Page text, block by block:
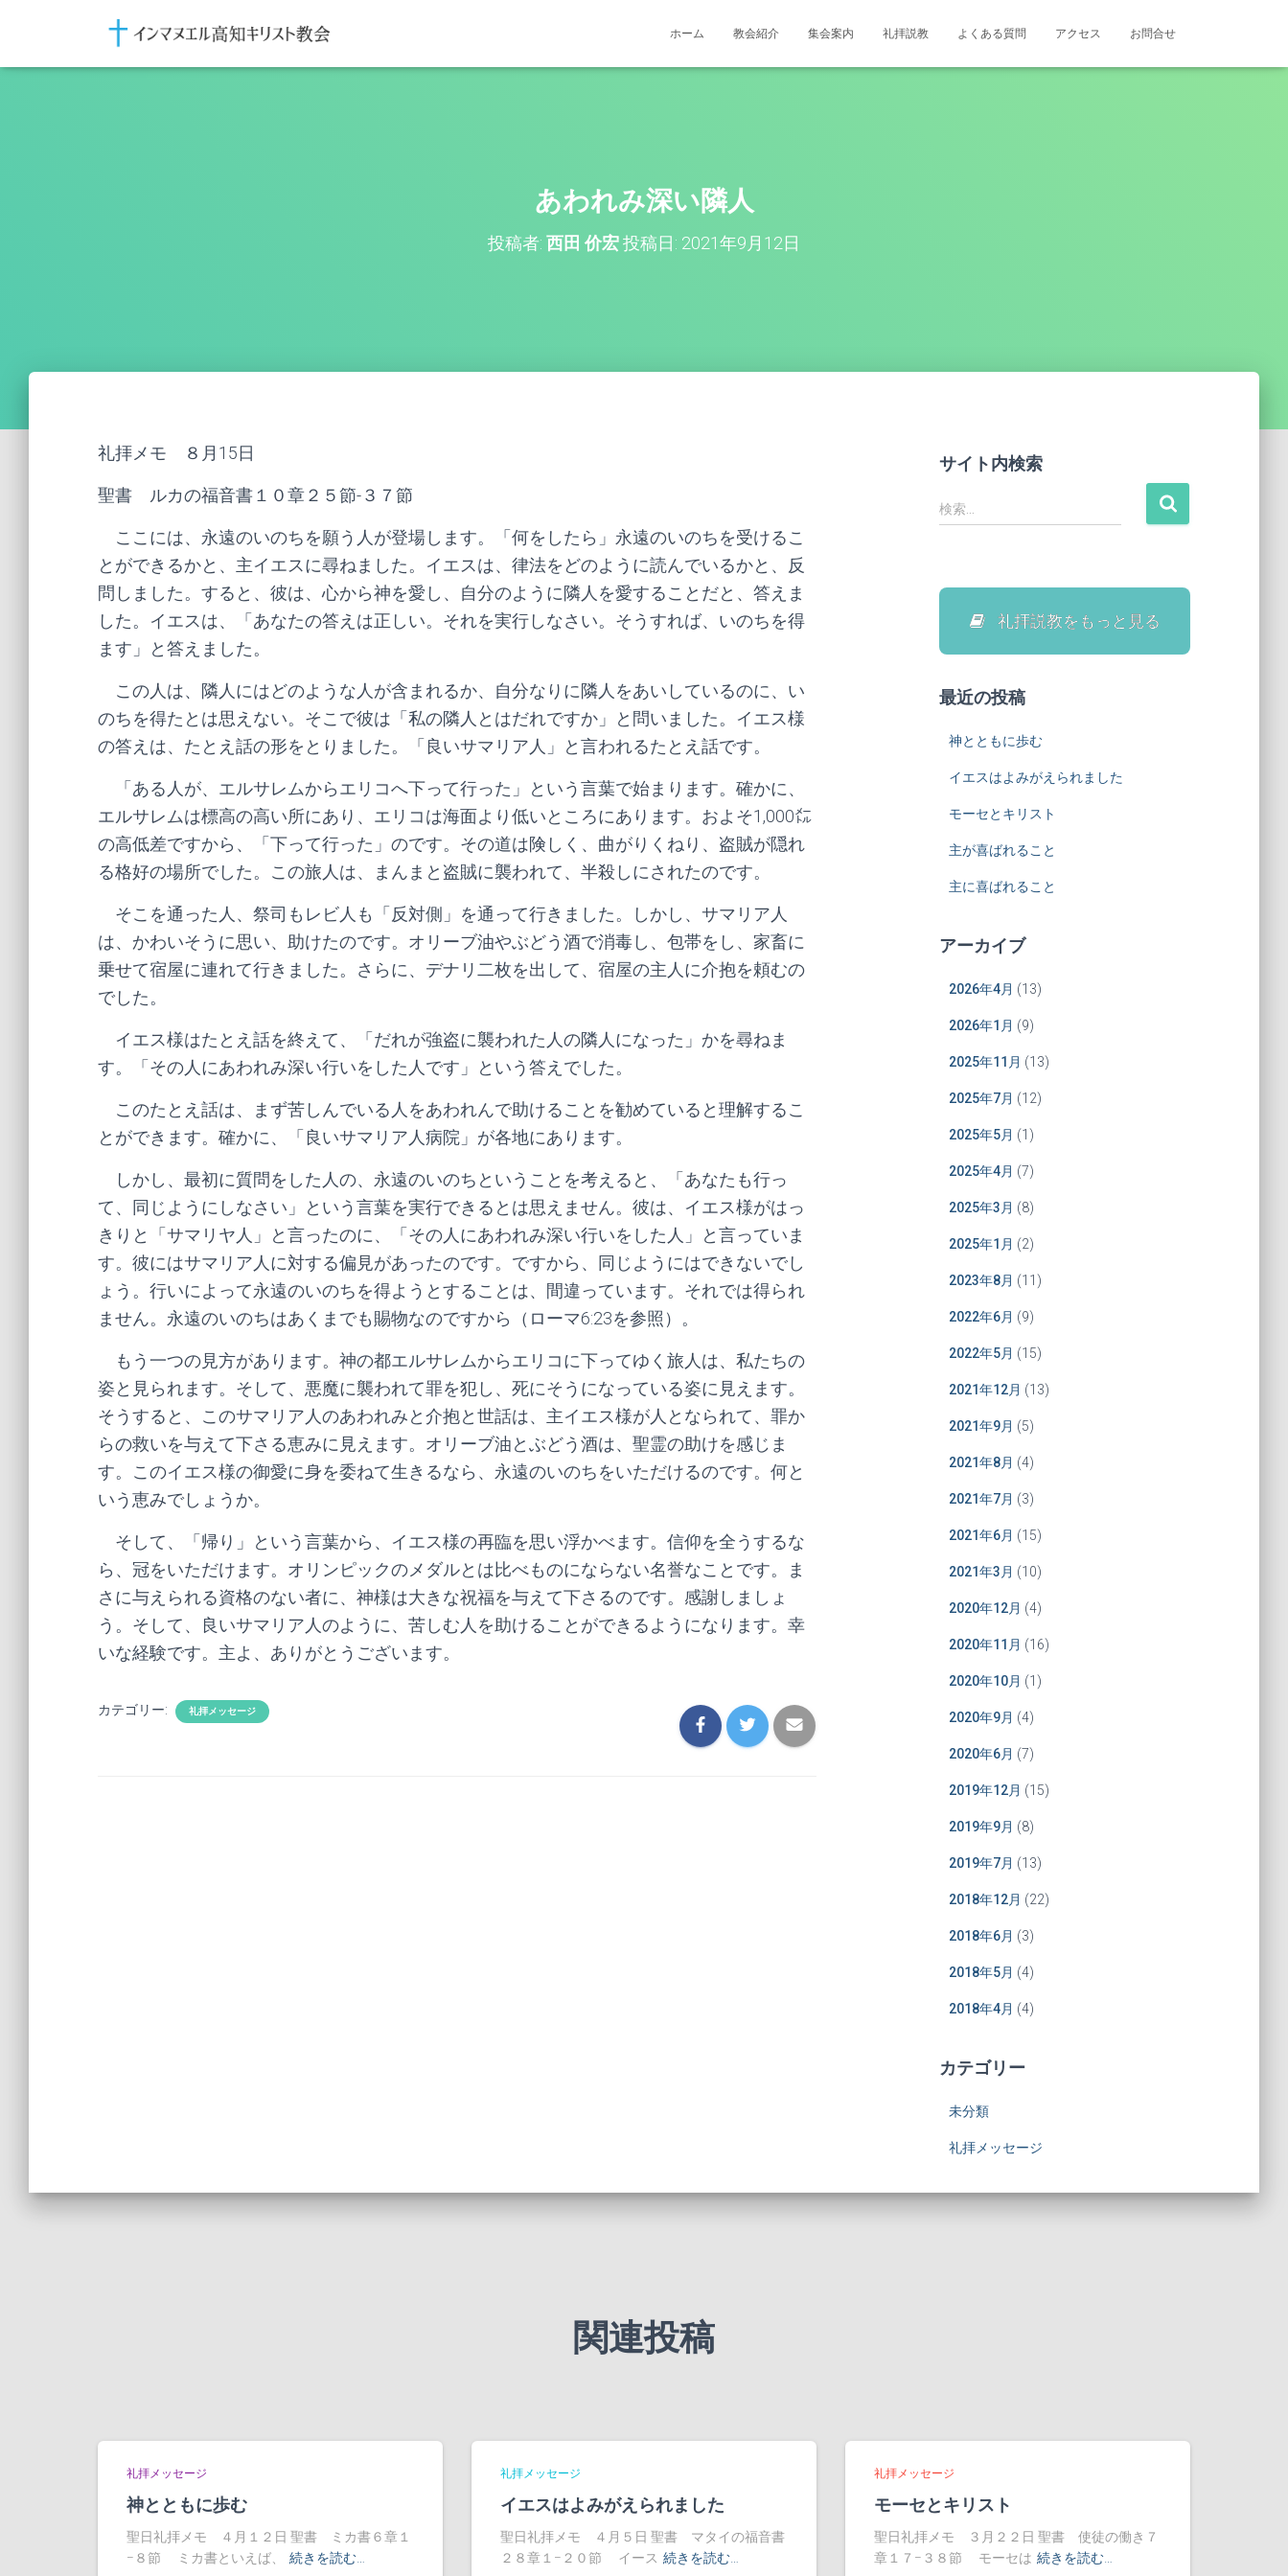
ホーム 教会紹介 集会案内 礼拝説教 よくある質問 アクセス お問合せ
あわれみ深い隣人
投稿者: 西田 价宏投稿日: 2021年9月12日
礼拝メモ ８月15日
聖書 ルカの福音書１０章２５節-３７節
ここには、永遠のいのちを願う人が登場します。「何をしたら」永遠のいのちを受けるこ
とができるかと、主イエスに尋ねました。イエスは、律法をどのように読んでいるかと、反
問しました。すると、彼は、心から神を愛し、自分のように隣人を愛することだと、答えま
した。イエスは、「あなたの答えは正しい。それを実行しなさい。そうすれば、いのちを得
ます」と答えました。
この人は、隣人にはどのような人が含まれるか、自分なりに隣人をあいしているのに、い
のちを得たとは思えない。そこで彼は「私の隣人とはだれですか」と問いました。イエス様
の答えは、たとえ話の形をとりました。「良いサマリア人」と言われるたとえ話です。
「ある人が、エルサレムからエリコへ下って行った」という言葉で始まります。確かに、
エルサレムは標高の高い所にあり、エリコは海面より低いところにあります。およそ1,000㍍
の高低差ですから、「下って行った」のです。その道は険しく、曲がりくねり、盗賊が隠れ
る格好の場所でした。この旅人は、まんまと盗賊に襲われて、半殺しにされたのです。
そこを通った人、祭司もレビ人も「反対側」を通って行きました。しかし、サマリア人
は、かわいそうに思い、助けたのです。オリーブ油やぶどう酒で消毒し、包帯をし、家畜に
乗せて宿屋に連れて行きました。さらに、デナリ二枚を出して、宿屋の主人に介抱を頼むの
でした。
イエス様はたとえ話を終えて、「だれが強盗に襲われた人の隣人になった」かを尋ねま
す。「その人にあわれみ深い行いをした人です」という答えでした。
このたとえ話は、まず苦しんでいる人をあわれんで助けることを勧めていると理解するこ
とができます。確かに、「良いサマリア人病院」が各地にあります。
しかし、最初に質問をした人の、永遠のいのちということを考えると、「あなたも行っ
て、同じようにしなさい」という言葉を実行できるとは思えません。彼は、イエス様がはっ
きりと「サマリヤ人」と言ったのに、「その人にあわれみ深い行いをした人」と言っていま
す。彼にはサマリア人に対する偏見があったのです。ですから、同じようにはできないでし
ょう。行いによって永遠のいのちを得ようとすることは、間違っています。それでは得られ
ません。永遠のいのちはあくまでも賜物なのですから（ローマ6:23を参照）。
もう一つの見方があります。神の都エルサレムからエリコに下ってゆく旅人は、私たちの
姿と見られます。そして、悪魔に襲われて罪を犯し、死にそうになっている姿に見えます。
そうすると、このサマリア人のあわれみと介抱と世話は、主イエス様が人となられて、罪か
らの救いを与えて下さる恵みに見えます。オリーブ油とぶどう酒は、聖霊の助けを感じま
す。このイエス様の御愛に身を委ねて生きるなら、永遠のいのちをいただけるのです。何と
いう恵みでしょうか。
そして、「帰り」という言葉から、イエス様の再臨を思い浮かべます。信仰を全うするな
ら、冠をいただけます。オリンピックのメダルとは比べものにならない名誉なことです。ま
さに与えられる資格のない者に、神様は大きな祝福を与えて下さるのです。感謝しましょ
う。そして、良いサマリア人のように、苦しむ人を助けることができるようになります。幸
いな経験です。主よ、ありがとうございます。
カテゴリー: 礼拝メッセージ
サイト内検索
検
索
検索…
礼拝説教をもっと見る
最近の投稿
神とともに歩む
イエスはよみがえられました
モーセとキリスト
主が喜ばれること
主に喜ばれること
アーカイブ
2026年4月 (13)
2026年1月 (9)
2025年11月 (13)
2025年7月 (12)
2025年5月 (1)
2025年4月 (7)
2025年3月 (8)
2025年1月 (2)
2023年8月 (11)
2022年6月 (9)
2022年5月 (15)
2021年12月 (13)
2021年9月 (5)
2021年8月 (4)
2021年7月 (3)
2021年6月 (15)
2021年3月 (10)
2020年12月 (4)
2020年11月 (16)
2020年10月 (1)
2020年9月 (4)
2020年6月 (7)
2019年12月 (15)
2019年9月 (8)
2019年7月 (13)
2018年12月 (22)
2018年6月 (3)
2018年5月 (4)
2018年4月 (4)
カテゴリー
未分類
礼拝メッセージ
関連投稿
礼拝メッセージ
神とともに歩む
聖日礼拝メモ ４月１２日 聖書 ミカ書６章１
−８節 ミカ書といえば、
続きを読む…
礼拝メッセージ
イエスはよみがえられました
聖日礼拝メモ ４月５日 聖書 マタイの福音書
２８章１−２０節 イース 続きを読む…
礼拝メッセージ
モーセとキリスト
聖日礼拝メモ ３月２２日 聖書 使徒の働き７
章１７−３８節 モーセは 続きを読む…